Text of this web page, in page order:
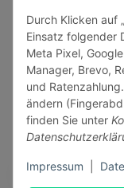
Durch Klicken auf
Einsatz folgender
Meta Pixel,
Manager, Brevo,
und
ändern
finden Sie unter
Impressum
GESETZLICHE
Sicher bezahlen via: